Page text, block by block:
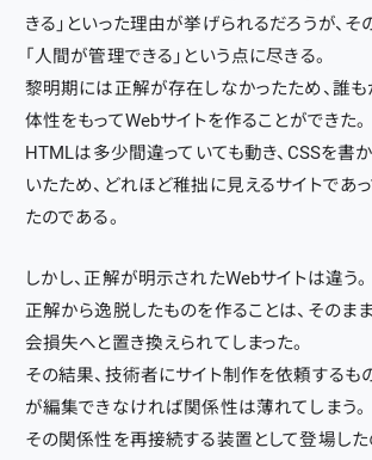
きる」といった理由が挙げられるだろうが、
「人間が管理できる」という点に尽きる。
黎明期には正解が存在しなかったため、誰
体性をもってWebサイトを作ることができた。
HTMLは多少間違っていても動き、CSSを書
いたため、どれほど稚拙に見えるサイトであ
たのである。
しかし、正解が明示されたWebサイトは違う。
正解から逸脱したものを作ることは、そのま
会損失へと置き換えられてしまった。
その結果、技術者にサイト制作を依頼するも
が編集できなければ関係性は薄れてしまう。
その関係性を再接続する装置として登場した